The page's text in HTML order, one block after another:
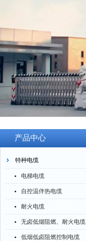
产品中心
特种电缆
电梯电缆
自控温伴热电缆
耐火电缆
无卤低烟阻燃、耐火电缆
低烟低卤阻燃控制电缆